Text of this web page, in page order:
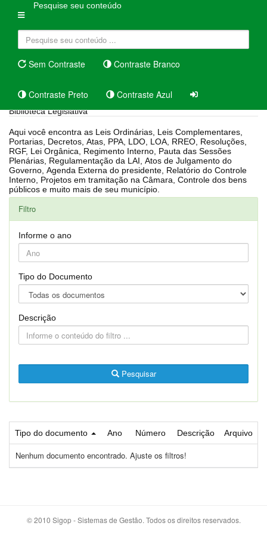
Pesquise seu conteúdo
Sem Contraste Contraste Branco
Contraste Preto Contraste Azul
Biblioteca Legislativa
Aqui você encontra as Leis Ordinárias, Leis Complementares,
Portarias, Decretos, Atas, PPA, LDO, LOA, RREO, Resoluções,
RGF, Lei Orgânica, Regimento Interno, Pauta das Sessões
Plenárias, Regulamentação da LAI, Atos de Julgamento do
Governo, Agenda Externa do presidente, Relatório do Controle
Interno, Projetos em tramitação na Câmara, Controle dos bens
públicos e muito mais de seu município.
Filtro
Informe o ano
Tipo do Documento
Descrição
Pesquisar
Tipo do documento Ano Número Descrição Arquivo
Nenhum documento encontrado. Ajuste os filtros!
© 2010 Sigop - Sistemas de Gestão. Todos os direitos reservados.